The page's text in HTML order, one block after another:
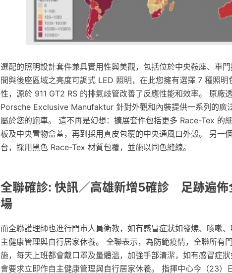
選配的照明設計套件兼具實用性與美觀，包括位於中央鞍座、車
間與後座區域之亮度可調式 LED 照明，在此您擁有選擇 7 種照
性，源於 911 GT2 RS 的排氣歧管改善了反應性能和效率。 原廠
Porsche Exclusive Manufaktur 針對外觀和內裝提供一系列的廣
屬於您的跑車。 這不再是幻想：擴展套件包括更多 Race-Tex 的
板及中央置物盒蓋，再到採用真皮包覆的中央通風口外殼。 另一
台，採用黑色 Race-Tex 材質包覆，並施以同色縫線。
全聯確診: 快訊／高雄新增5確診 足跡遍佈
場
而全聯護理師也進行門市人員衛教，如有感冒症狀如發燒、咳嗽
主健康管理與自行居家休養。 全聯表示，為防範疫情，全聯所有
施，每天上班都會戴口罩及量體溫，加強手部清潔，如有感冒症狀
會要求立即作自主健康管理與自行居家休養。 指揮中心今（23）